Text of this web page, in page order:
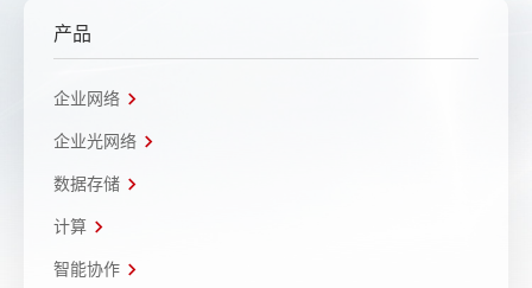
产品
企业网络
企业光网络
数据存储
计算
智能协作